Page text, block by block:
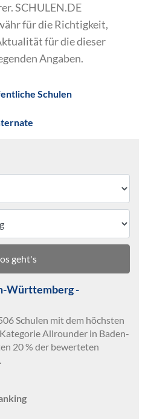
SCHULEN.DE
für die Richtigkeit,
für die dieser
Angaben.
Schulen
geht's
Württemberg -
Schulen mit dem höchsten
Allrounder in Baden-
20 % der bewerteten